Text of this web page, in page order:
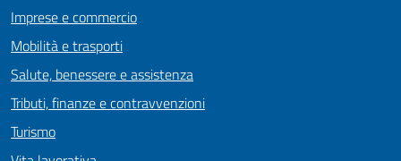
Imprese e commercio
Mobilità e trasporti
Salute, benessere e assistenza
Tributi, finanze e contravvenzioni
Turismo